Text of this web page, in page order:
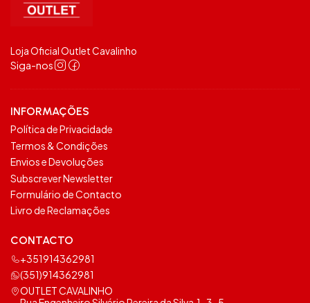
Loja Oficial Outlet Cavalinho
Siga-nos
INFORMAÇÕES
Política de Privacidade
Termos & Condições
Envios e Devoluções
Subscrever Newsletter
Formulário de Contacto
Livro de Reclamações
CONTACTO
+351914362981
(351)914362981
OUTLET CAVALINHO